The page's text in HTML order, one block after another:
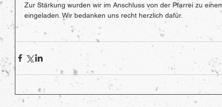
Zur Stärkung wurden wir im Anschluss von der Pfarrei zu
eingeladen. Wir bedanken uns recht herzlich dafür.